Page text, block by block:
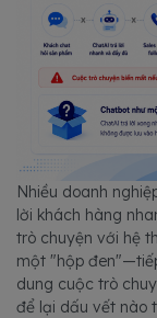
Nhiều doanh
lời khách hàng
trò chuyện với hệ
một "hộp
dung cuộc trò
để lại dấu vết nào